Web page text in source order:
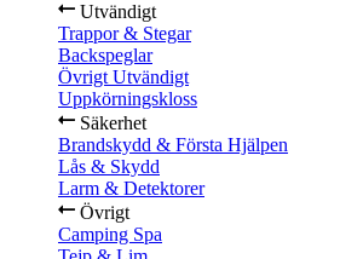
Utvändigt
Trappor & Stegar
Backspeglar
Övrigt Utvändigt
Uppkörningskloss
Säkerhet
Brandskydd & Första Hjälpen
Lås & Skydd
Larm & Detektorer
Övrigt
Camping Spa